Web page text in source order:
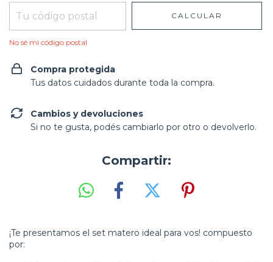
CALCULAR
No sé mi código postal
Compra protegida
Tus datos cuidados durante toda la compra.
Cambios y devoluciones
Si no te gusta, podés cambiarlo por otro o devolverlo.
Compartir:
¡Te presentamos el set matero ideal para vos! compuesto
por: